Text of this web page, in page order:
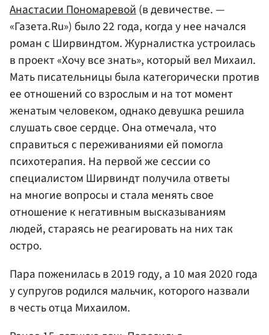
Анастасии Пономаревой (в девичестве. —
«Газета.Ru») было 22 года, когда у нее начался
роман с Ширвиндтом. Журналистка устроилась
в проект «Хочу все знать», который вел Михаил.
Мать писательницы была категорически против
ее отношений со взрослым и на тот момент
женатым человеком, однако девушка решила
слушать свое сердце. Она отмечала, что
справиться с переживаниями ей помогла
психотерапия. На первой же сессии со
специалистом Ширвиндт получила ответы
на многие вопросы и стала менять свое
отношение к негативным высказываниям
людей, стараясь не реагировать на них так
остро.
Пара поженилась в 2019 году, а 10 мая 2020 года
у супругов родился мальчик, которого назвали
в честь отца Михаилом.